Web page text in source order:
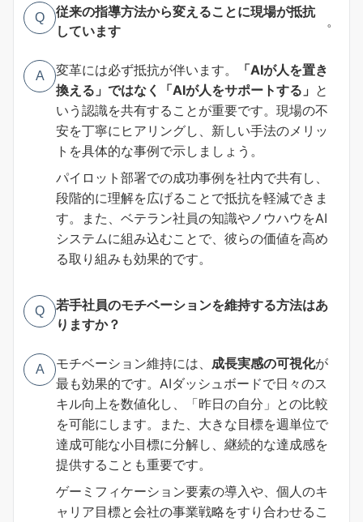
Q
従来の指導方法から変えることに現場が抵抗
しています
。
A 変革には必ず抵抗が伴います。
「AIが人を置き
換える」ではなく「AIが人をサポートする」 と
いう認識を共有することが重要です。現場の不
安を丁寧にヒアリングし、新しい手法のメリッ
トを具体的な事例で示しましょう。
パイロット部署での成功事例を社内で共有し、
段階的に理解を広げることで抵抗を軽減できま
す。また、ベテラン社員の知識やノウハウをAI
システムに組み込むことで、彼らの価値を高め
る取り組みも効果的です。
Q
若手社員のモチベーションを維持する方法はあ
りますか？
A モチベーション維持には、 成長実感の可視化が
最も効果的です。AIダッシュボードで日々のス
キル向上を数値化し、「昨日の自分」との比較
を可能にします。また、大きな目標を週単位で
達成可能な小目標に分解し、継続的な達成感を
提供することも重要です。
ゲーミフィケーション要素の導入や、個人のキ
ャリア目標と会社の事業戦略をすり合わせるこ